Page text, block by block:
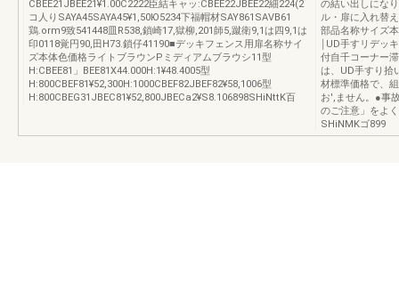
CBEE21JBEE21¥1.00C2222臣結キャッ:CBEE22JBEE22細224(2
コ人りSAYA45SAYA45¥1,50Ю5234下福帽材SAY861SAVB61
鶏.orm9致541448皿R538,鎖崎17,獄柳,201師5,蹴衛9,1は四9,1は
印0118覚円90,田H73.鎖仔41190■デッキフェンス用扉名称サイ
ズ本体色価格ライトブラウンPミディアムブラウシ11型
H:CBEE81」BEE81X44.000H:1¥48.4005型
H:800CBEF81¥52,300H:1000CBEF82JBEF82¥58,1006型
H:800CBEG31JBEC81¥52,800JBECa2¥S8.106898SHiNttK百
の結い出しにな
ル・扉に入れ替
部品名称サイズ
￨UD手すリデッ
付自千コーナー
は、UD手すり拾
材標準価格で、
お',ません。●事
のご注意」をよ
SHiNMKゴ899